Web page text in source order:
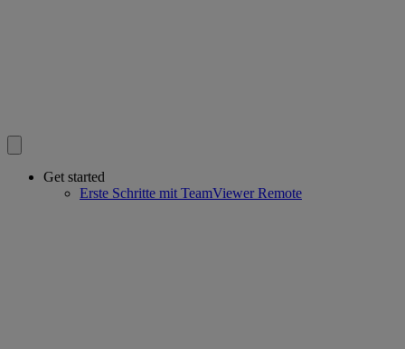
Get started
Erste Schritte mit TeamViewer Remote